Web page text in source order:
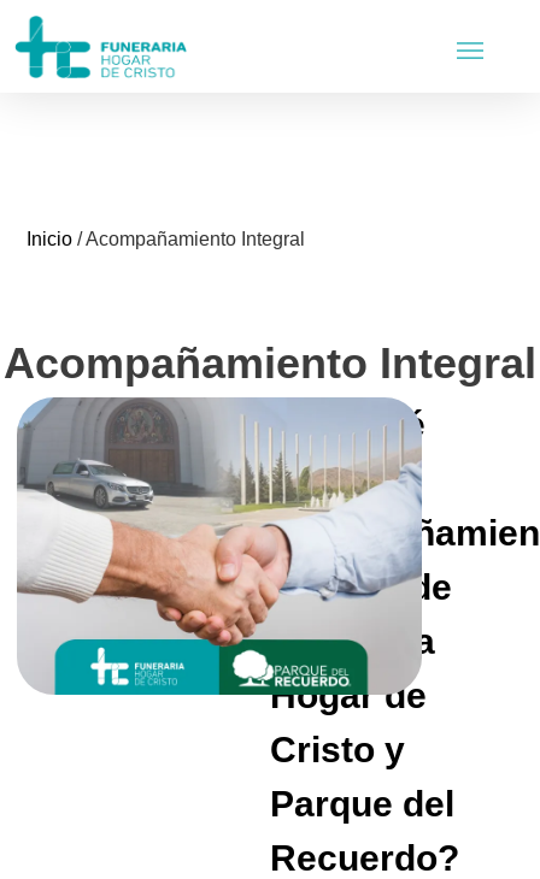
Inicio /Acompañamiento Integral
Acompañamiento Integral
¿Por qué
elegir el
Integral de
Funeraria
Hogar de
Cristo y
Parque del
Recuerdo?